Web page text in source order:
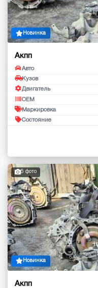
Новинка
Акпп
Авто
Кузов
Двигатель
OEM
Маркировка
Состояние
5 фото
Новинка
Акпп